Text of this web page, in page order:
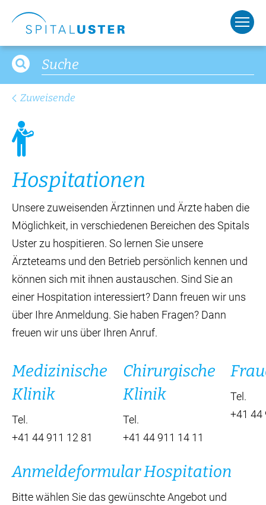
Zuweisende
Ho­spi­ta­tio­nen
Unsere zuweisenden Ärztinnen und Ärzte haben die
Möglichkeit, in verschiedenen Bereichen des Spitals
Uster zu hospitieren. So lernen Sie unsere
Ärzteteams und den Betrieb persönlich kennen und
können sich mit ihnen austauschen. Sind Sie an
einer Hospitation interessiert? Dann freuen wir uns
über Ihre Anmeldung. Sie haben Fragen? Dann
freuen wir uns über Ihren Anruf.
Medizinische
Klinik
Tel.
+41 44 911 12 81
Chirurgische
Klinik
Tel.
+41 44 911 14 11
Tel.
+41 44
Anmeldeformular Hospitation
Bitte wählen Sie das gewünschte Angebot und